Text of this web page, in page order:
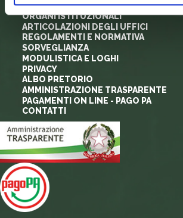
FINALITÀ
ORGANI ISTITUZIONALI
ARTICOLAZIONI DEGLI UFFICI
REGOLAMENTI E NORMATIVA
SORVEGLIANZA
MODULISTICA E LOGHI
PRIVACY
ALBO PRETORIO
AMMINISTRAZIONE TRASPARENTE
PAGAMENTI ON LINE - PAGO PA
CONTATTI